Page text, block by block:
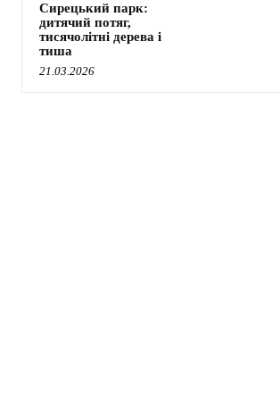
Сирецький парк:
дитячий потяг,
тисячолітні дерева і
тиша
21.03.2026